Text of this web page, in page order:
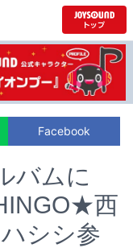
Facebook
バムに
西
シシ参